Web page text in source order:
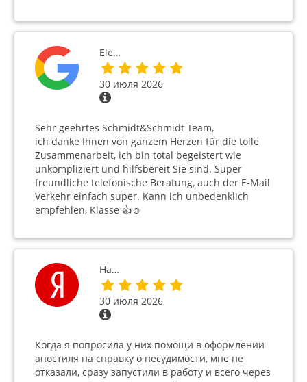
Ele…
30 июля 2026
Sehr geehrtes Schmidt&Schmidt Team,
ich danke Ihnen von ganzem Herzen für die tolle
Zusammenarbeit, ich bin total begeistert wie
unkompliziert und hilfsbereit Sie sind. Super
freundliche telefonische Beratung, auch der E-Mail
Verkehr einfach super. Kann ich unbedenklich
empfehlen, Klasse 👍☺️
На…
30 июля 2026
Когда я попросила у них помощи в оформлении
апостиля на справку о несудимости, мне не
отказали, сразу запустили в работу и всего через